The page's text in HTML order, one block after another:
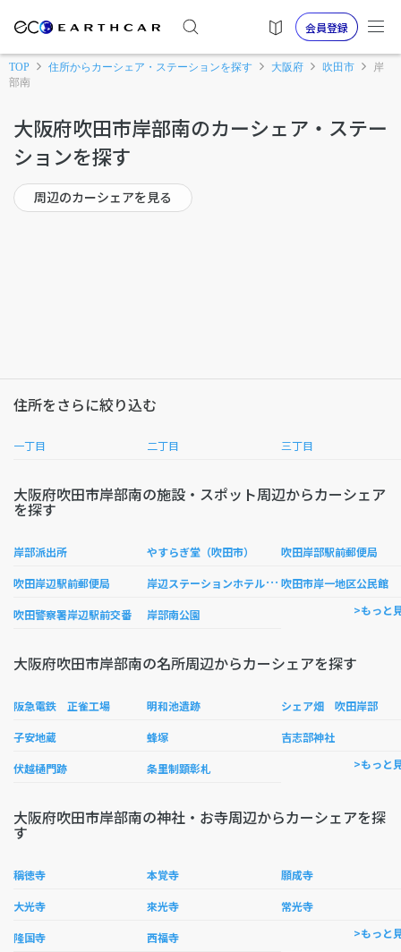
会員登録
TOP 住所からカーシェア・ステーションを探す 大阪府 吹田市
岸
部南
大阪府吹田市岸部南のカーシェア・ステー
ションを探す
周辺のカーシェアを見る
住所をさらに絞り込む
一丁目 二丁目 三丁目
大阪府吹田市岸部南の施設・スポット周辺からカーシェア
を探す
岸部派出所 やすらぎ堂（吹田市） 吹田岸部駅前郵便局
吹田岸辺駅前郵便局 岸
辺ステーションホテル（新大阪ステーションホテル） 吹田市岸一地区公民館
吹田警察署岸辺駅前交番 岸部南公園 >もっと
大阪府吹田市岸部南の名所周辺からカーシェアを探す
阪急電鉄 正雀工場 明和池遺跡 シェア畑 吹田岸部
子安地蔵 蜂塚 吉志部神社
伏越樋門跡 条里制顕彰札 >もっと
大阪府吹田市岸部南の神社・お寺周辺からカーシェアを探
す
稱徳寺 本覚寺 願成寺
大光寺 來光寺 常光寺
隆国寺 西福寺 >もっと